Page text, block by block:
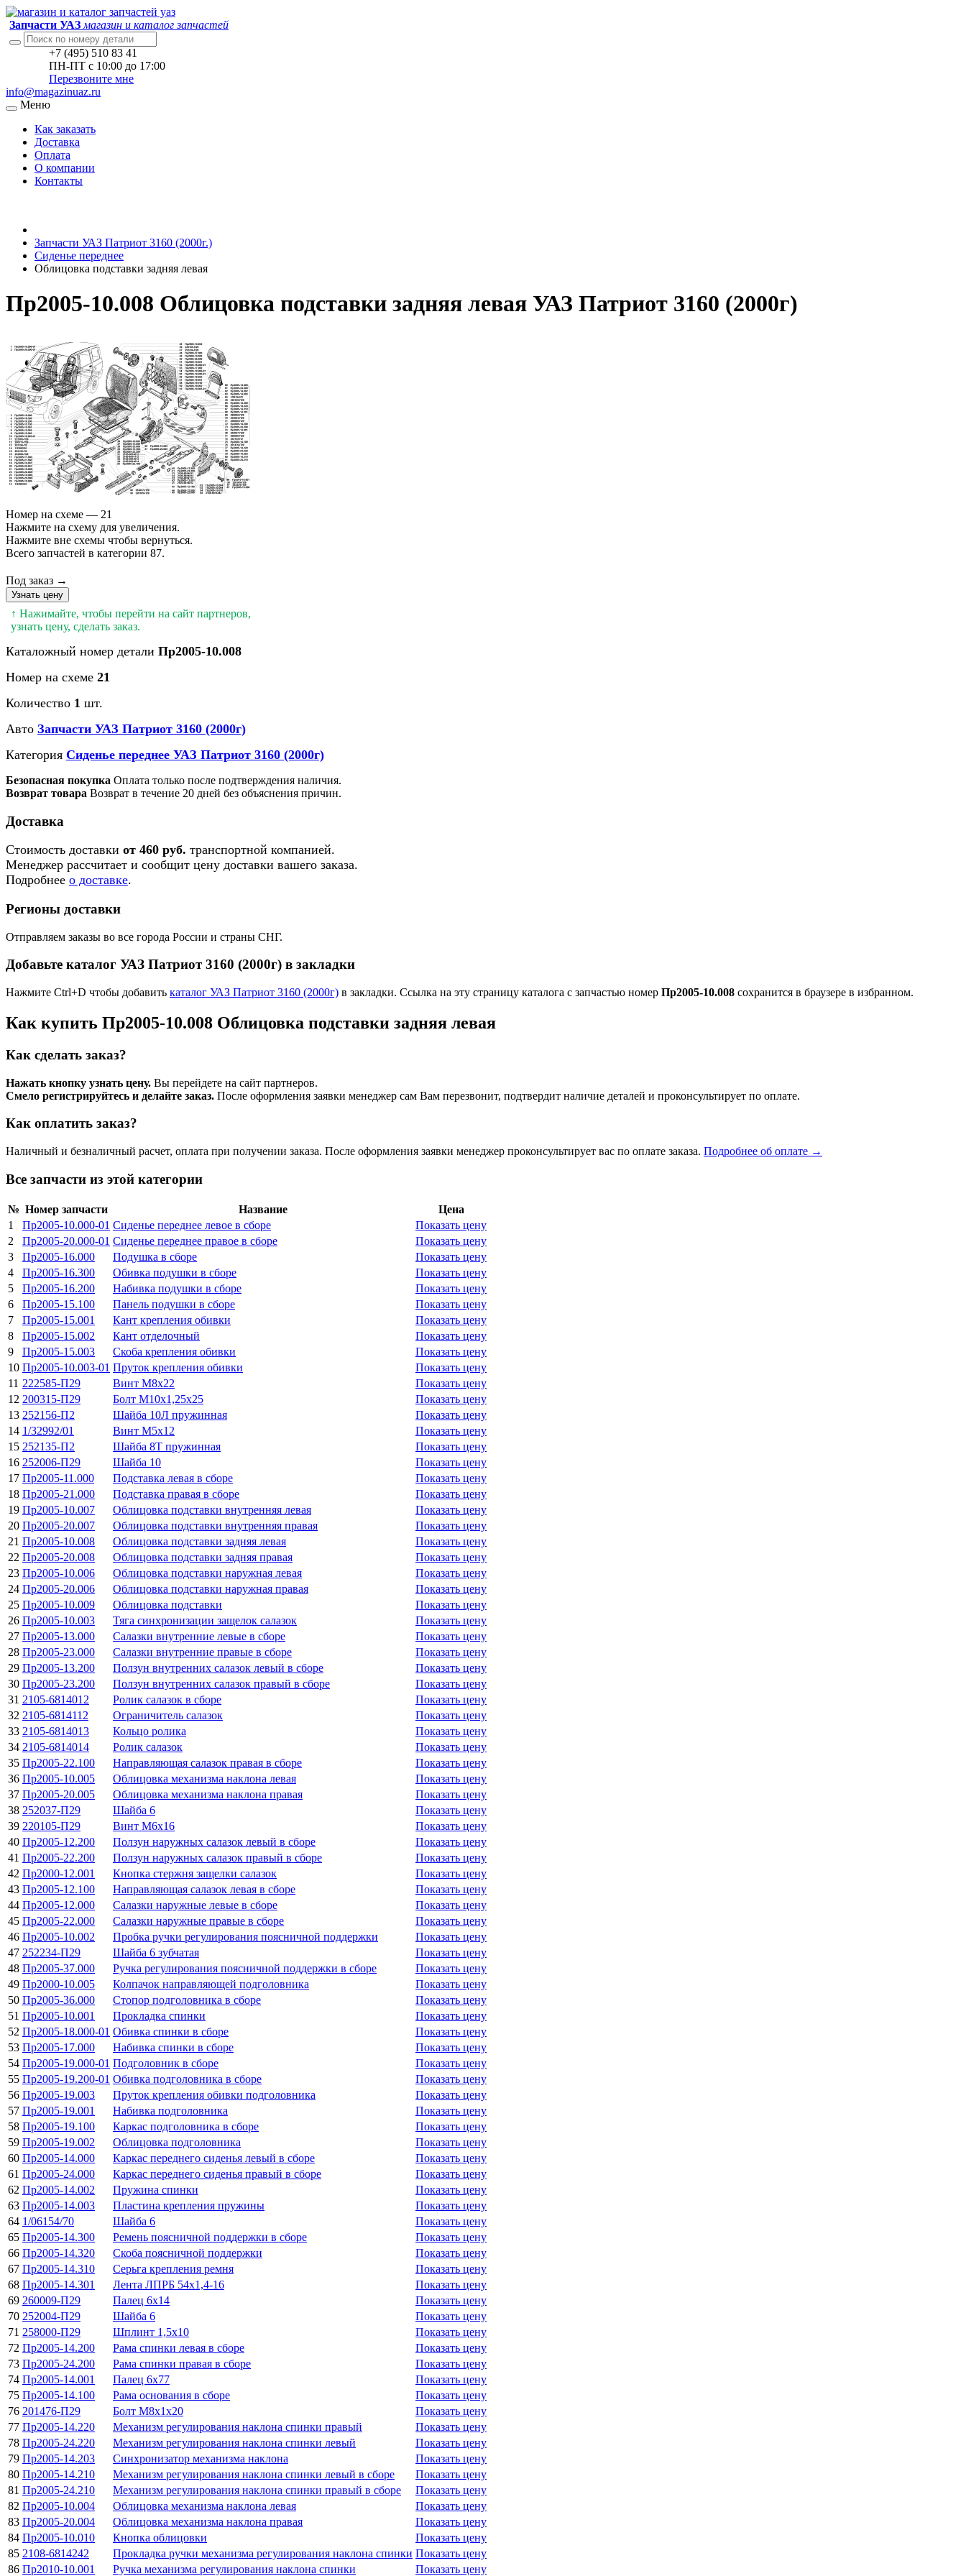
Запчасти УАЗ магазин и каталог запчастей
+7 (495) 510 83 41
ПН-ПТ с 10:00 до 17:00
Перезвоните мне
info@magazinuaz.ru
Меню
Как заказать
Доставка
Оплата
О компании
Контакты
Запчасти УАЗ Патриот 3160 (2000г.)
Сиденье переднее
Облицовка подставки задняя левая
Пр2005-10.008 Облицовка подставки задняя левая УАЗ Патриот 3160 (2000г)
Номер на схеме — 21
Нажмите на схему для увеличения.
Нажмите вне схемы чтобы вернуться.
Всего запчастей в категории 87.
Под заказ →
Узнать цену
↑ Нажимайте, чтобы перейти на сайт партнеров,
узнать цену, сделать заказ.
Каталожный номер детали Пр2005-10.008
Номер на схеме 21
Количество 1 шт.
Авто Запчасти УАЗ Патриот 3160 (2000г)
Категория Сиденье переднее УАЗ Патриот 3160 (2000г)
Безопасная покупка Оплата только после подтверждения наличия.
Возврат товара Возврат в течение 20 дней без объяснения причин.
Доставка
Стоимость доставки от 460 руб. транспортной компанией.
Менеджер рассчитает и сообщит цену доставки вашего заказа.
Подробнее о доставке.
Регионы доставки
Отправляем заказы во все города России и страны СНГ.
Добавьте каталог УАЗ Патриот 3160 (2000г) в закладки
Нажмите Ctrl+D чтобы добавить каталог УАЗ Патриот 3160 (2000г) в закладки. Ссылка на эту страницу каталога с запчастью номер Пр2005-10.008 сохранится в браузере в избранном.
Как купить Пр2005-10.008 Облицовка подставки задняя левая
Как сделать заказ?
Нажать кнопку узнать цену. Вы перейдете на сайт партнеров.
Смело регистрируйтесь и делайте заказ. После оформления заявки менеджер сам Вам перезвонит, подтвердит наличие деталей и проконсультирует по оплате.
Как оплатить заказ?
Наличный и безналичный расчет, оплата при получении заказа. После оформления заявки менеджер проконсультирует вас по оплате заказа. Подробнее об оплате →
Все запчасти из этой категории
№ Номер запчасти Название
Цена
1
Пр2005-10.000-01 Сиденье переднее левое в сборе
Показать цену
2
Пр2005-20.000-01 Сиденье переднее правое в сборе
Показать цену
3
Пр2005-16.000 Подушка в сборе
Показать цену
4
Пр2005-16.300 Обивка подушки в сборе
Показать цену
5
Пр2005-16.200 Набивка подушки в сборе
Показать цену
6
Пр2005-15.100 Панель подушки в сборе
Показать цену
7
Пр2005-15.001 Кант крепления обивки
Показать цену
8
Пр2005-15.002 Кант отделочный
Показать цену
9
Пр2005-15.003 Скоба крепления обивки
Показать цену
10 Пр2005-10.003-01 Пруток крепления обивки
Показать цену
11 222585-П29 Винт М8х22
Показать цену
12 200315-П29 Болт М10х1,25х25
Показать цену
13 252156-П2 Шайба 10Л пружинная
Показать цену
14 1/32992/01 Винт М5х12
Показать цену
15 252135-П2 Шайба 8Т пружинная
Показать цену
16 252006-П29 Шайба 10
Показать цену
17 Пр2005-11.000 Подставка левая в сборе
Показать цену
18 Пр2005-21.000 Подставка правая в сборе
Показать цену
19 Пр2005-10.007 Облицовка подставки внутренняя левая
Показать цену
20 Пр2005-20.007 Облицовка подставки внутренняя правая
Показать цену
21 Пр2005-10.008 Облицовка подставки задняя левая
Показать цену
22 Пр2005-20.008 Облицовка подставки задняя правая
Показать цену
23 Пр2005-10.006 Облицовка подставки наружная левая
Показать цену
24 Пр2005-20.006 Облицовка подставки наружная правая
Показать цену
25 Пр2005-10.009 Облицовка подставки
Показать цену
26 Пр2005-10.003 Тяга синхронизации защелок салазок
Показать цену
27 Пр2005-13.000 Салазки внутренние левые в сборе
Показать цену
28 Пр2005-23.000 Салазки внутренние правые в сборе
Показать цену
29 Пр2005-13.200 Ползун внутренних салазок левый в сборе
Показать цену
30 Пр2005-23.200 Ползун внутренних салазок правый в сборе
Показать цену
31 2105-6814012 Ролик салазок в сборе
Показать цену
32 2105-6814112 Ограничитель салазок
Показать цену
33 2105-6814013 Кольцо ролика
Показать цену
34 2105-6814014 Ролик салазок
Показать цену
35 Пр2005-22.100 Направляющая салазок правая в сборе
Показать цену
36 Пр2005-10.005 Облицовка механизма наклона левая
Показать цену
37 Пр2005-20.005 Облицовка механизма наклона правая
Показать цену
38 252037-П29 Шайба 6
Показать цену
39 220105-П29 Винт М6х16
Показать цену
40 Пр2005-12.200 Ползун наружных салазок левый в сборе
Показать цену
41 Пр2005-22.200 Ползун наружных салазок правый в сборе
Показать цену
42 Пр2000-12.001 Кнопка стержня защелки салазок
Показать цену
43 Пр2005-12.100 Направляющая салазок левая в сборе
Показать цену
44 Пр2005-12.000 Салазки наружные левые в сборе
Показать цену
45 Пр2005-22.000 Салазки наружные правые в сборе
Показать цену
46 Пр2005-10.002 Пробка ручки регулирования поясничной поддержки
Показать цену
47 252234-П29 Шайба 6 зубчатая
Показать цену
48 Пр2005-37.000 Ручка регулирования поясничной поддержки в сборе
Показать цену
49 Пр2000-10.005 Колпачок направляющей подголовника
Показать цену
50 Пр2005-36.000 Стопор подголовника в сборе
Показать цену
51 Пр2005-10.001 Прокладка спинки
Показать цену
52 Пр2005-18.000-01 Обивка спинки в сборе
Показать цену
53 Пр2005-17.000 Набивка спинки в сборе
Показать цену
54 Пр2005-19.000-01 Подголовник в сборе
Показать цену
55 Пр2005-19.200-01 Обивка подголовника в сборе
Показать цену
56 Пр2005-19.003 Пруток крепления обивки подголовника
Показать цену
57 Пр2005-19.001 Набивка подголовника
Показать цену
58 Пр2005-19.100 Каркас подголовника в сборе
Показать цену
59 Пр2005-19.002 Облицовка подголовника
Показать цену
60 Пр2005-14.000 Каркас переднего сиденья левый в сборе
Показать цену
61 Пр2005-24.000 Каркас переднего сиденья правый в сборе
Показать цену
62 Пр2005-14.002 Пружина спинки
Показать цену
63 Пр2005-14.003 Пластина крепления пружины
Показать цену
64 1/06154/70 Шайба 6
Показать цену
65 Пр2005-14.300 Ремень поясничной поддержки в сборе
Показать цену
66 Пр2005-14.320 Скоба поясничной поддержки
Показать цену
67 Пр2005-14.310 Серьга крепления ремня
Показать цену
68 Пр2005-14.301 Лента ЛПРБ 54х1,4-16
Показать цену
69 260009-П29 Палец 6х14
Показать цену
70 252004-П29 Шайба 6
Показать цену
71 258000-П29 Шплинт 1,5х10
Показать цену
72 Пр2005-14.200 Рама спинки левая в сборе
Показать цену
73 Пр2005-24.200 Рама спинки правая в сборе
Показать цену
74 Пр2005-14.001 Палец 6x77
Показать цену
75 Пр2005-14.100 Рама основания в сборе
Показать цену
76 201476-П29 Болт M8x1x20
Показать цену
77 Пр2005-14.220 Механизм регулирования наклона спинки правый
Показать цену
78 Пр2005-24.220 Механизм регулирования наклона спинки левый
Показать цену
79 Пр2005-14.203 Синхронизатор механизма наклона
Показать цену
80 Пр2005-14.210 Механизм регулирования наклона спинки левый в сборе
Показать цену
81 Пр2005-24.210 Механизм регулирования наклона спинки правый в сборе
Показать цену
82 Пр2005-10.004 Облицовка механизма наклона левая
Показать цену
83 Пр2005-20.004 Облицовка механизма наклона правая
Показать цену
84 Пр2005-10.010 Кнопка облицовки
Показать цену
85 2108-6814242 Прокладка ручки механизма регулирования наклона спинки Показать цену
86 Пр2010-10.001 Ручка механизма регулирования наклона спинки Показать цену